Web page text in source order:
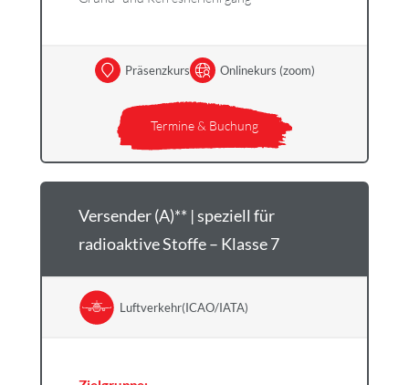
Termine & Buchung
Präsenzkurs Onlinekurs (zoom)
Versender (A)** | speziell für
radioaktive Stoffe – Klasse 7
Luftverkehr(ICAO/IATA)